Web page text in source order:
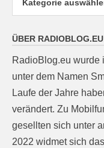
ÜBER
RadioBlog.eu wurde
unter dem Namen
Laufe der Jahre
verändert. Zu
gesellten sich unter
2022 widmet sich